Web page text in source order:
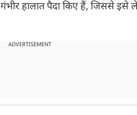
हालात पैदा किए हैं, जिससे इसे
ADVERTISEMENT